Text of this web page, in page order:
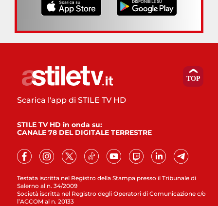
Testata iscritta nel Registro della Stampa presso il Tribunale di
Salerno al n. 34/2009
Società iscritta nel Registro degli Operatori di Comunicazione c/o
l’AGCOM al n. 20133
Scarica l'app di STILE TV HD
STILE TV HD in onda su:
CANALE 78 DEL DIGITALE TERRESTRE